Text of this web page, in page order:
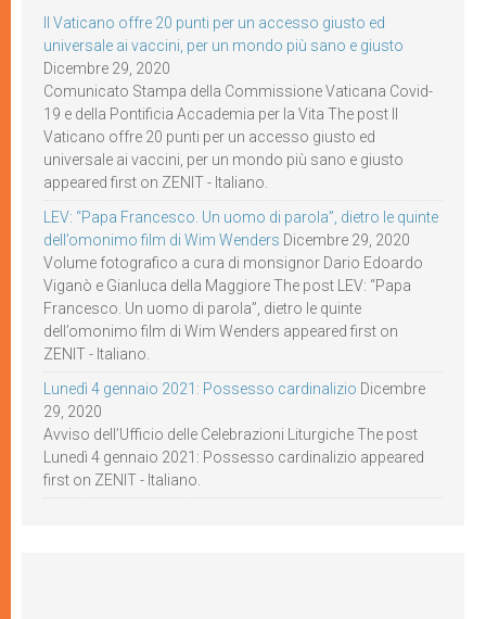
Il Vaticano offre 20 punti per un accesso giusto ed
universale ai vaccini, per un mondo più sano e giusto
Dicembre 29, 2020
Comunicato Stampa della Commissione Vaticana Covid-
19 e della Pontificia Accademia per la Vita The post Il
Vaticano offre 20 punti per un accesso giusto ed
universale ai vaccini, per un mondo più sano e giusto
appeared first on ZENIT - Italiano.
LEV: “Papa Francesco. Un uomo di parola”, dietro le quinte
dell’omonimo film di Wim Wenders Dicembre 29, 2020
Volume fotografico a cura di monsignor Dario Edoardo
Viganò e Gianluca della Maggiore The post LEV: “Papa
Francesco. Un uomo di parola”, dietro le quinte
dell’omonimo film di Wim Wenders appeared first on
ZENIT - Italiano.
Lunedì 4 gennaio 2021: Possesso cardinalizio Dicembre
29, 2020
Avviso dell’Ufficio delle Celebrazioni Liturgiche The post
Lunedì 4 gennaio 2021: Possesso cardinalizio appeared
first on ZENIT - Italiano.